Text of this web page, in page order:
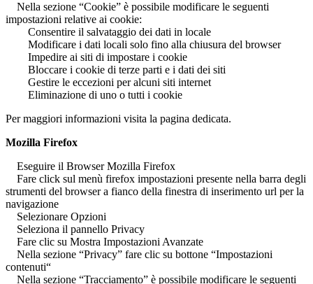
Nella sezione “Cookie” è possibile modificare le seguenti
impostazioni relative ai cookie:
Consentire il salvataggio dei dati in locale
Modificare i dati locali solo fino alla chiusura del browser
Impedire ai siti di impostare i cookie
Bloccare i cookie di terze parti e i dati dei siti
Gestire le eccezioni per alcuni siti internet
Eliminazione di uno o tutti i cookie
Per maggiori informazioni visita la pagina dedicata.
Mozilla Firefox
Eseguire il Browser Mozilla Firefox
Fare click sul menù firefox impostazioni presente nella barra degli
strumenti del browser a fianco della finestra di inserimento url per la
navigazione
Selezionare Opzioni
Seleziona il pannello Privacy
Fare clic su Mostra Impostazioni Avanzate
Nella sezione “Privacy” fare clic su bottone “Impostazioni
contenuti“
Nella sezione “Tracciamento” è possibile modificare le seguenti